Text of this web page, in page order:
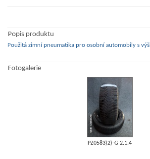
Popis produktu
Použitá zimní pneumatika pro osobní automobily s
Fotogalerie
PZ0583)2)-G 2.1.4